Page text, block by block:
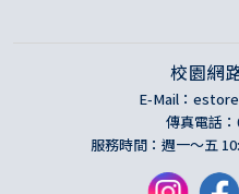
校園網
E-Mail：
傳真電話
服務時間：週一～五